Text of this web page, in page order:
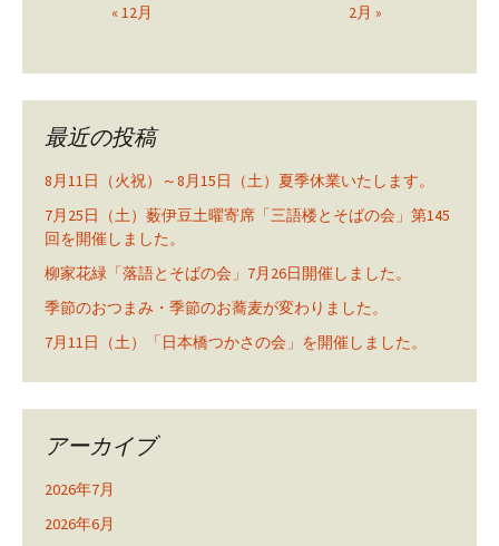
« 12月 2月 »
最近の投稿
8月11日（火祝）～8月15日（土）夏季休業いたします。
7月25日（土）薮伊豆土曜寄席「三語楼とそばの会」第145
回を開催しました。
柳家花緑「落語とそばの会」7月26日開催しました。
季節のおつまみ・季節のお蕎麦が変わりました。
7月11日（土）「日本橋つかさの会」を開催しました。
アーカイブ
2026年7月
2026年6月